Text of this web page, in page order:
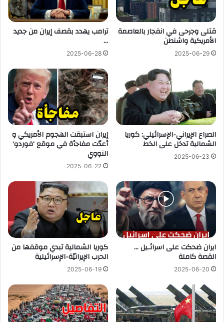
قتلى وجرحى في انفجار بالعاصمة
الأمريكية واشنطن
2025-06-29
ترامب يهدد بقصف إيران من جديد
…
2025-06-28
الصراع الإيراني-الإسرائيلي: كوريا
الشمالية تدخل على الخط
2025-06-23
إيران استبقت الهجوم الأمريكي و
أعدّت مفاجأة في موقع ‘فوردو’
النووي
2025-06-22
ايران ضحكت على اسرائـيل …
القصة كاملة
2025-06-20
كوريا الشمالية تبدي موقفها من
الحرب الإيرانيّة-الإسرائيلية
2025-06-19